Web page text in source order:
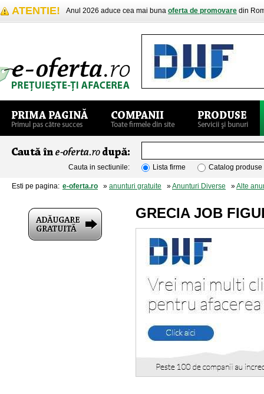
ATENTIE! Anul 2026 aduce cea mai buna oferta de promovare din
Cauta in sectiunile: Lista firme Catalog produse
Esti pe pagina: e-oferta.ro » anunturi gratuite »Anunturi Diverse »Alte
GRECIA JOB